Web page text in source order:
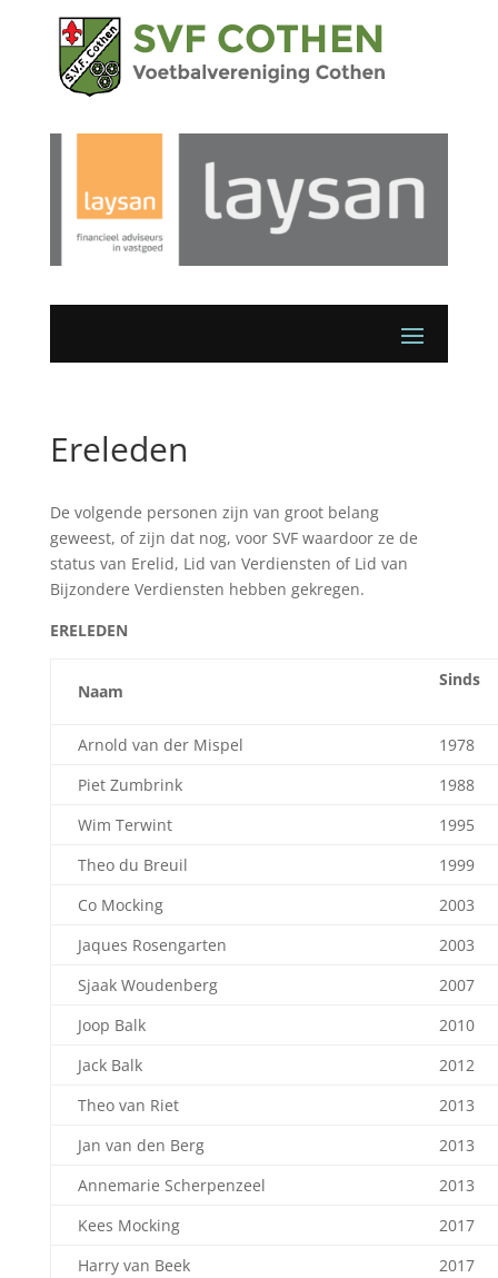
Ereleden
De volgende personen zijn van groot belang
geweest, of zijn dat nog, voor SVF waardoor ze de
status van Erelid, Lid van Verdiensten of Lid van
Bijzondere Verdiensten hebben gekregen.
ERELEDEN
Naam
Sinds
Arnold van der Mispel
1978
Piet Zumbrink
1988
Wim Terwint
1995
Theo du Breuil
1999
Co Mocking
2003
Jaques Rosengarten
2003
Sjaak Woudenberg
2007
Joop Balk
2010
Jack Balk
2012
Theo van Riet
2013
Jan van den Berg
2013
Annemarie Scherpenzeel
2013
Kees Mocking
2017
Harry van Beek
2017